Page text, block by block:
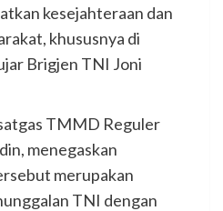
kesejahteraan dan
khususnya di
Brigjen TNI Joni
TMMD Reguler
menegaskan
merupakan
TNI dengan